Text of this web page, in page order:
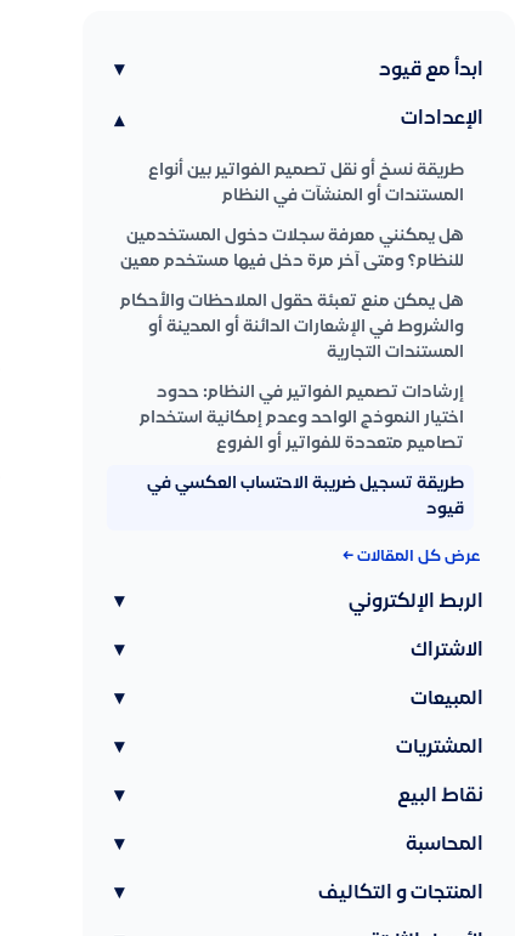
ابدأ مع قيود ▾
الإعدادات ▾
طريقة نسخ أو نقل تصميم الفواتير بين أنواع
المستندات أو المنشآت في النظام
هل يمكنني معرفة سجلات دخول المستخدمين
للنظام؟ ومتى آخر مرة دخل فيها مستخدم معين
هل يمكن منع تعبئة حقول الملاحظات والأحكام
والشروط في الإشعارات الدائنة أو المدينة أو
المستندات التجارية
إرشادات تصميم الفواتير في النظام: حدود
اختيار النموذج الواحد وعدم إمكانية استخدام
تصاميم متعددة للفواتير أو الفروع
طريقة تسجيل ضريبة الاحتساب العكسي في
قيود
عرض كل المقالات ←
الربط الإلكتروني ▾
الاشتراك ▾
المبيعات ▾
المشتريات ▾
نقاط البيع ▾
المحاسبة ▾
المنتجات و التكاليف ▾